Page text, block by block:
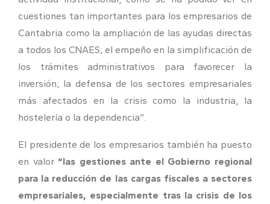
cuestiones tan importantes para los empresarios de
Cantabria como la ampliación de las ayudas directas
a todos los CNAES; el empeño en la simplificación de
los trámites administrativos para favorecer la
inversión; la defensa de los sectores empresariales
más afectados en la crisis como la industria, la
hostelería o la dependencia”.
El presidente de los empresarios también ha puesto
en valor “las gestiones ante el Gobierno regional
para la reducción de las cargas fiscales a sectores
empresariales, especialmente tras la crisis de los